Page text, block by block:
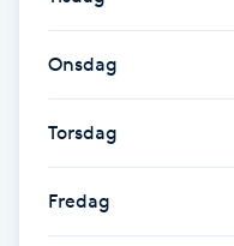
Keratinbehandling
Kinesiologi
Kinesisk medicin
Onsdag
Torsdag
Fredag